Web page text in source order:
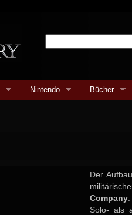
Nintendo Bücher
Der
Company.
Solo- als